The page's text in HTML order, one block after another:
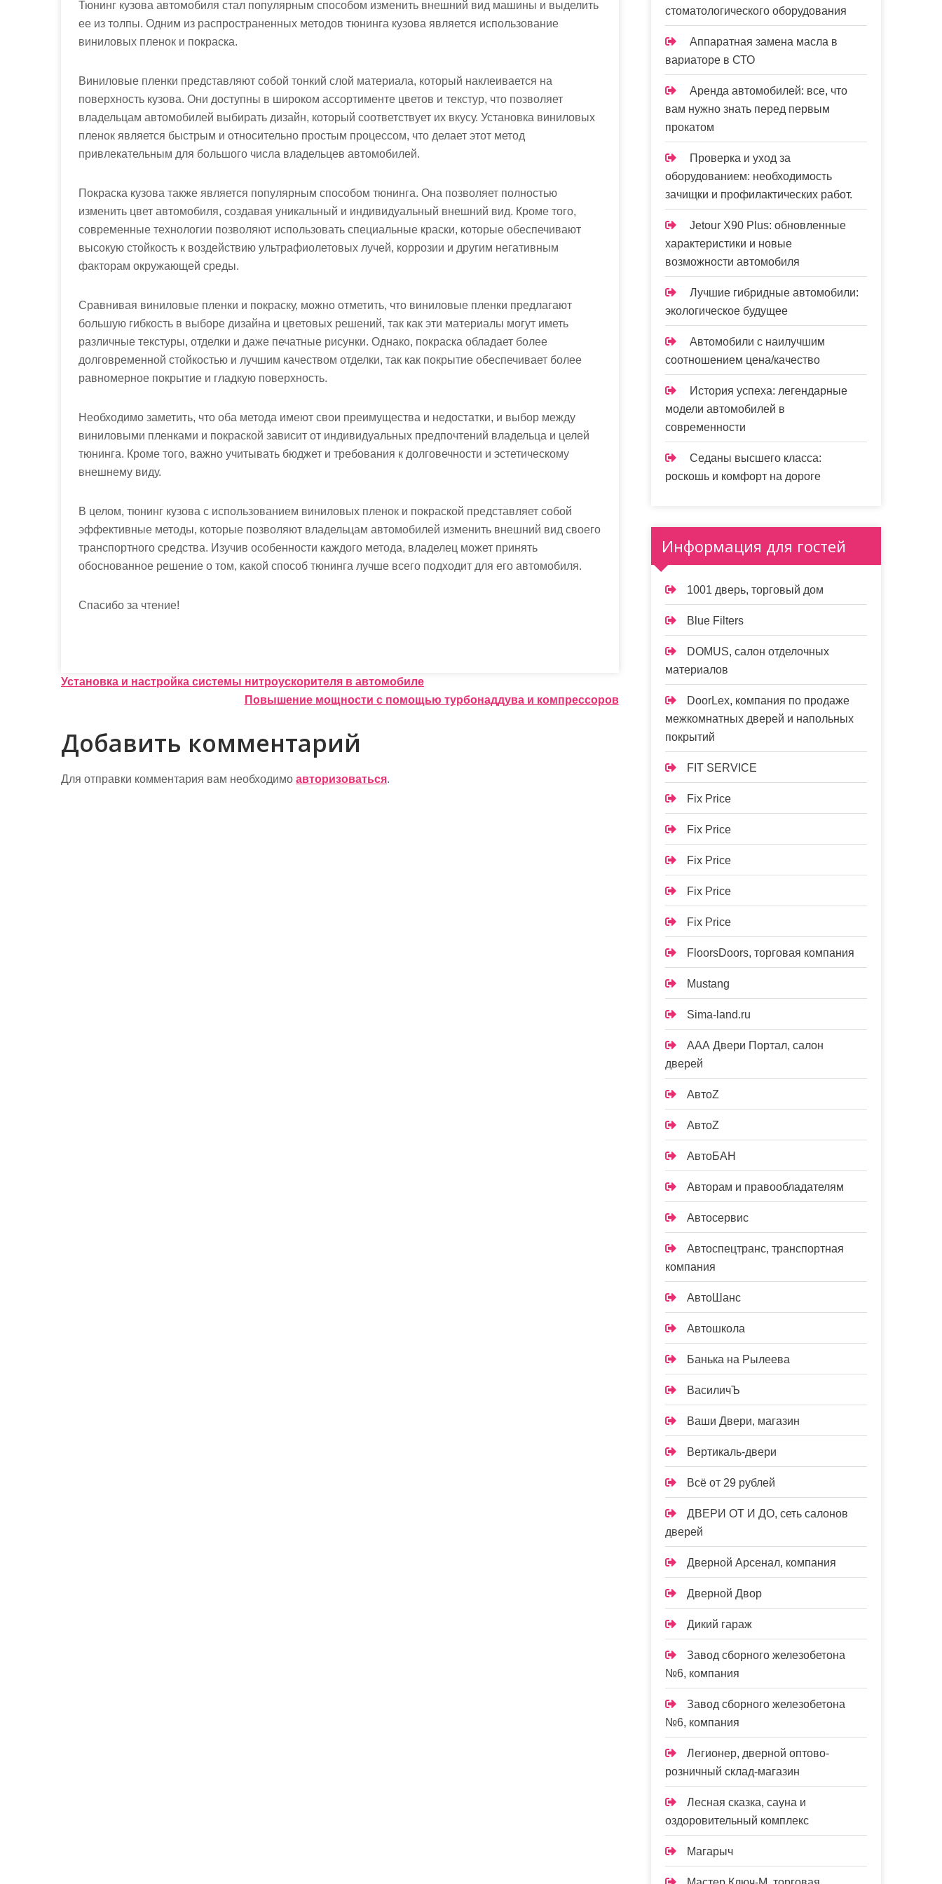
Тюнинг кузова автомобиля стал популярным способом изменить внешний вид машины и выделить
ее из толпы. Одним из распространенных методов тюнинга кузова является использование
виниловых пленок и покраска.
Виниловые пленки представляют собой тонкий слой материала, который наклеивается на
поверхность кузова. Они доступны в широком ассортименте цветов и текстур, что позволяет
владельцам автомобилей выбирать дизайн, который соответствует их вкусу. Установка виниловых
пленок является быстрым и относительно простым процессом, что делает этот метод
привлекательным для большого числа владельцев автомобилей.
Покраска кузова также является популярным способом тюнинга. Она позволяет полностью
изменить цвет автомобиля, создавая уникальный и индивидуальный внешний вид. Кроме того,
современные технологии позволяют использовать специальные краски, которые обеспечивают
высокую стойкость к воздействию ультрафиолетовых лучей, коррозии и другим негативным
факторам окружающей среды.
Сравнивая виниловые пленки и покраску, можно отметить, что виниловые пленки предлагают
большую гибкость в выборе дизайна и цветовых решений, так как эти материалы могут иметь
различные текстуры, отделки и даже печатные рисунки. Однако, покраска обладает более
долговременной стойкостью и лучшим качеством отделки, так как покрытие обеспечивает более
равномерное покрытие и гладкую поверхность.
Необходимо заметить, что оба метода имеют свои преимущества и недостатки, и выбор между
виниловыми пленками и покраской зависит от индивидуальных предпочтений владельца и целей
тюнинга. Кроме того, важно учитывать бюджет и требования к долговечности и эстетическому
внешнему виду.
В целом, тюнинг кузова с использованием виниловых пленок и покраской представляет собой
эффективные методы, которые позволяют владельцам автомобилей изменить внешний вид своего
транспортного средства. Изучив особенности каждого метода, владелец может принять
обоснованное решение о том, какой способ тюнинга лучше всего подходит для его автомобиля.
Спасибо за чтение!
Н
в
и
г
Установка и настройка системы нитроускорителя в автомобиле
Повышение мощности с помощью турбонаддува и компрессоров
Добавить комментарий
Для отправки комментария вам необходимо авторизоваться.
стоматологического оборудования
Аппаратная замена масла в
вариаторе в СТО
Аренда автомобилей: все, что
вам нужно знать перед первым
прокатом
Проверка и уход за
оборудованием: необходимость
зачищки и профилактических работ.
Jetour X90 Plus: обновленные
характеристики и новые
возможности автомобиля
Лучшие гибридные автомобили:
экологическое будущее
Автомобили с наилучшим
соотношением цена/качество
История успеха: легендарные
модели автомобилей в
современности
Седаны высшего класса:
роскошь и комфорт на дороге
Информация для гостей
1001 дверь, торговый дом
Blue Filters
DOMUS, салон отделочных
материалов
DoorLex, компания по продаже
межкомнатных дверей и напольных
покрытий
FIT SERVICE
Fix Price
Fix Price
Fix Price
Fix Price
Fix Price
FloorsDoors, торговая компания
Mustang
Sima-land.ru
ААА Двери Портал, салон
дверей
АвтоZ
АвтоZ
АвтоБАН
Авторам и правообладателям
Автосервис
Автоспецтранс, транспортная
компания
АвтоШанс
Автошкола
Банька на Рылеева
ВасиличЪ
Ваши Двери, магазин
Вертикаль-двери
Всё от 29 рублей
ДВЕРИ ОТ И ДО, сеть салонов
дверей
Дверной Арсенал, компания
Дверной Двор
Дикий гараж
Завод сборного железобетона
№6, компания
Завод сборного железобетона
№6, компания
Легионер, дверной оптово-
розничный склад-магазин
Лесная сказка, сауна и
оздоровительный комплекс
Магарыч